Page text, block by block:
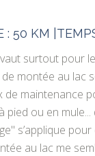
: 50 KM
surtout pour
montée au lac
de maintenance
pied ou en
s’applique
au lac me